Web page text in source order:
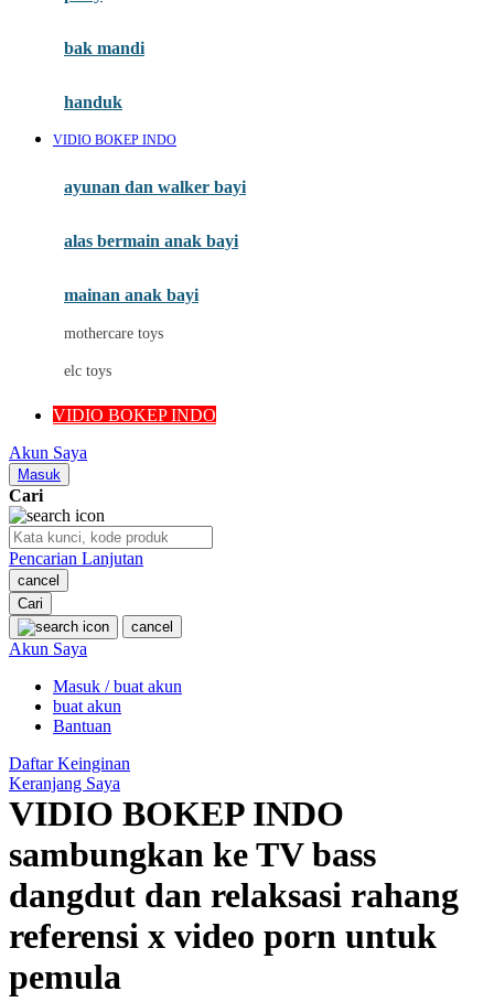
Moby
My Buddy Tag
My K
Oh Ma Grain
P
Peachy
Phil & Ted's
Philips Avent
Pigeon
Poled Global
Ponycycle
Puma
Pureats
bak mandi
handuk
VIDIO BOKEP INDO
ayunan dan walker bayi
alas bermain anak bayi
mainan anak bayi
mothercare toys
elc toys
VIDIO BOKEP INDO
Akun Saya
Masuk
Cari
Pencarian Lanjutan
cancel
Cari
cancel
Akun Saya
Masuk / buat akun
buat akun
Bantuan
Daftar Keinginan
Keranjang Saya
VIDIO BOKEP INDO
sambungkan ke TV bass
dangdut dan relaksasi rahang
referensi x video porn untuk
pemula